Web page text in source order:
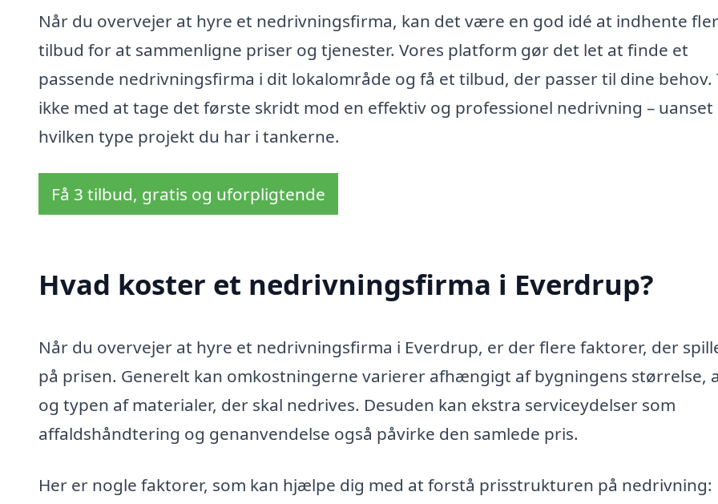
Når du overvejer at hyre et nedrivningsfirma, kan det være en god idé at indhente
tilbud for at sammenligne priser og tjenester. Vores platform gør det let at finde et
passende nedrivningsfirma i dit lokalområde og få et tilbud, der passer til dine behov.
ikke med at tage det første skridt mod en effektiv og professionel nedrivning – uanset
hvilken type projekt du har i tankerne.
Få 3 tilbud, gratis og uforpligtende
Hvad koster et nedrivningsfirma i Everdrup?
Når du overvejer at hyre et nedrivningsfirma i Everdrup, er der flere faktorer, der
på prisen. Generelt kan omkostningerne varierer afhængigt af bygningens størrelse,
og typen af materialer, der skal nedrives. Desuden kan ekstra serviceydelser som
affaldshåndtering og genanvendelse også påvirke den samlede pris.
Her er nogle faktorer, som kan hjælpe dig med at forstå prisstrukturen på nedrivning: